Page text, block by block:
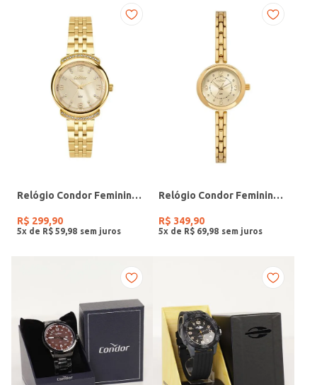
Relógio Condor Feminino DOURADO
R$ 299,90
5x de R$ 59 98
Relógio Condor Feminino DOURADO
R$ 349,90
5x de R$ 69 98